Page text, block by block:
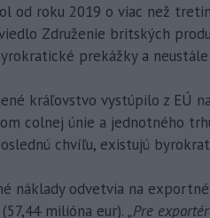
od roku 2019 o viac než
Združenie britských
prekážky a
kráľovstvo vystúpilo z EÚ
colnej únie a jednotného
chvíľu, existujú
náklady odvetvia na
(57,44 milióna eur). „Pre